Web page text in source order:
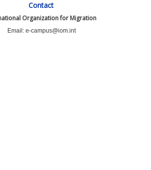
Contact
Organization for Migration
Email: e-campus@iom.int